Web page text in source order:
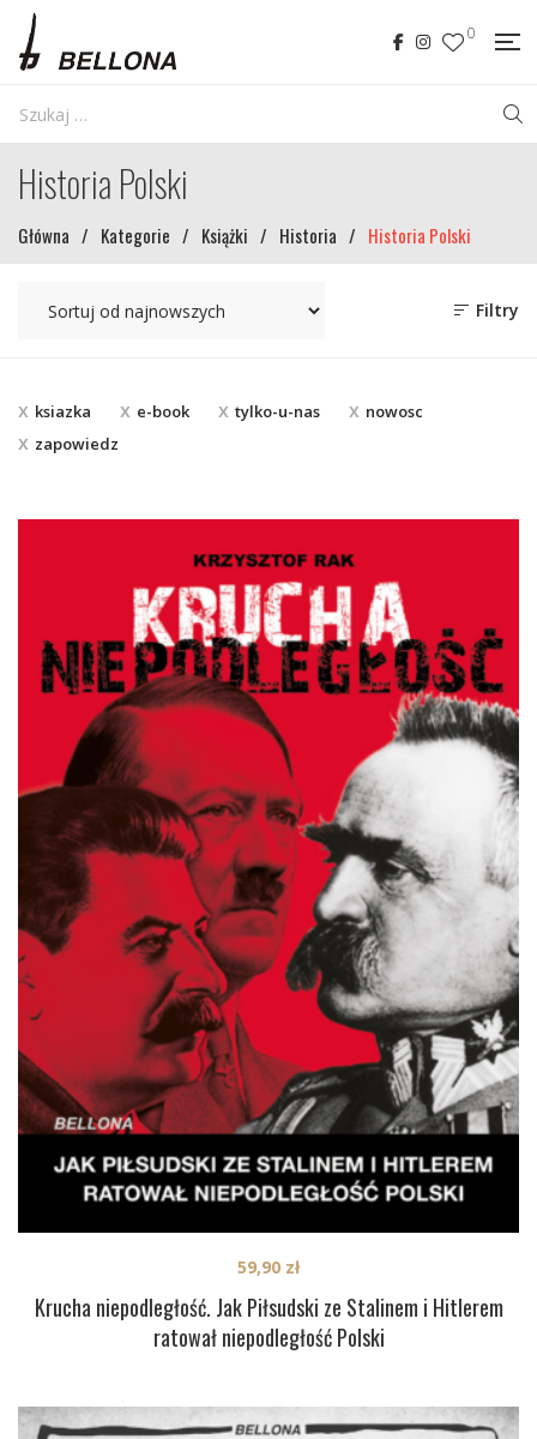
0
Historia Polski
Główna / Kategorie / Książki / Historia / Historia Polski
Filtry
ksiazka e-book tylko-u-nas
nowosc
zapowiedz
Krucha niepodległość. Jak Piłsudski ze Stalinem i Hitlerem
ratował niepodległość Polski
59,90 zł